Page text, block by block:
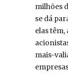
milhões
se dá
elas
mais-